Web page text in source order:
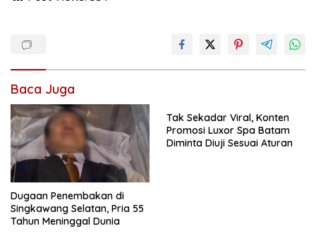
Baca Juga
Dugaan Penembakan di
Singkawang Selatan, Pria 55
Tahun Meninggal Dunia
Tak Sekadar Viral, Konten
Promosi Luxor Spa Batam
Diminta Diuji Sesuai Aturan